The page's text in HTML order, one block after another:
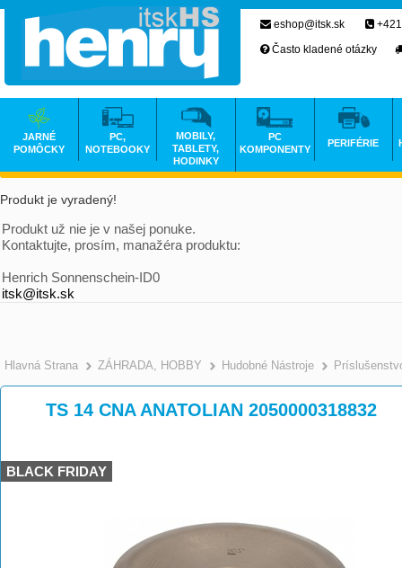
Produkt je vyradený!
Produkt už nie je v našej ponuke.
Kontaktujte, prosím, manažéra produktu:
Henrich Sonnenschein-ID0
itsk@itsk.sk
Hlavná Strana >
ZÁHRADA, HOBBY >
Hudobné Nástroje
TS 14 CNA ANATOLIAN 2050000318832
BLACK FRIDAY
eshop@itsk.sk
Často kladené otázky
JARNÉ
POMÔCKY
PC,
NOTEBOOKY
MOBILY,
TABLETY,
HODINKY
PC
KOMPONENTY
PERIFÉRIE